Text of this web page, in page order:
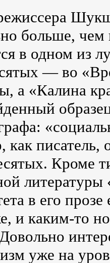
больше,
в одном из
— во
а «Калина
писатель,
Кроме
литературы
в его
и каким-то
Довольно
уже на